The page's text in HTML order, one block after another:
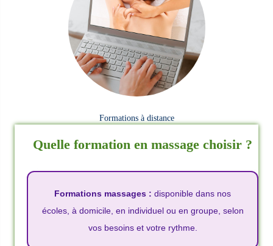
Formations à distance
Quelle formation en massage choisir ?
Formations massages : disponible dans nos
écoles, à domicile, en individuel ou en groupe, selon
vos besoins et votre rythme.